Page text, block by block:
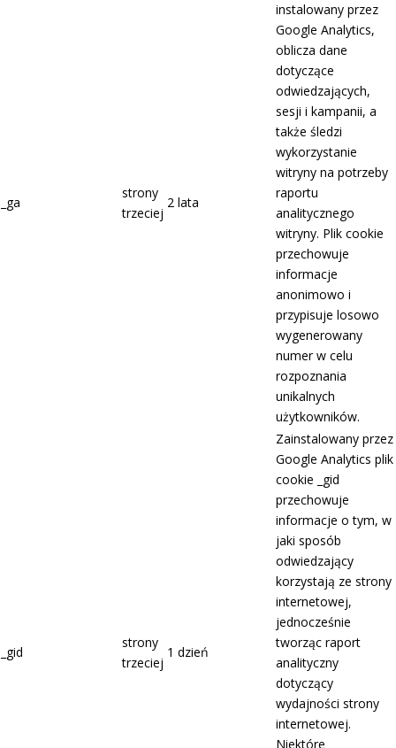
_ga
strony
trzeciej
2 lata
instalowany przez
Google Analytics,
oblicza dane
dotyczące
odwiedzających,
sesji i kampanii, a
także śledzi
wykorzystanie
witryny na potrzeby
raportu
analitycznego
witryny. Plik cookie
przechowuje
informacje
anonimowo i
przypisuje losowo
wygenerowany
numer w celu
rozpoznania
unikalnych
użytkowników.
_gid
strony
trzeciej
1 dzień
Zainstalowany przez
Google Analytics plik
cookie _gid
przechowuje
informacje o tym, w
jaki sposób
odwiedzający
korzystają ze strony
internetowej,
jednocześnie
tworząc raport
analityczny
dotyczący
wydajności strony
internetowej.
Niektóre